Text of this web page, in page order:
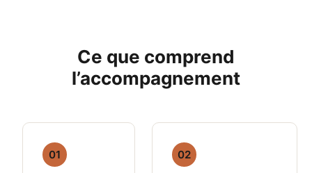
Ce que comprend
l’accompagnement
01 02